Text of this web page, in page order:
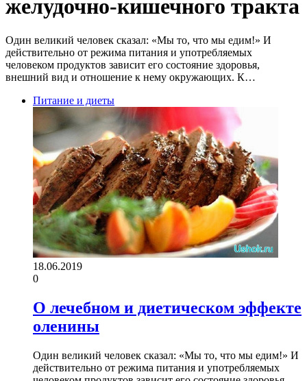
желудочно-кишечного тракта
Один великий человек сказал: «Мы то, что мы едим!» И
действительно от режима питания и употребляемых
человеком продуктов зависит его состояние здоровья,
внешний вид и отношение к нему окружающих. К…
Питание и диеты
18.06.2019
0
О лечебном и диетическом эффекте
оленины
Один великий человек сказал: «Мы то, что мы едим!» И
действительно от режима питания и употребляемых